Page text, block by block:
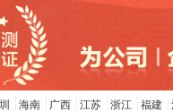
海南 广西 江苏 浙江 福建